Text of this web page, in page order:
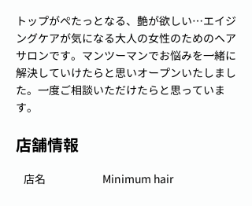
トップがぺたっとなる、艶が欲しい…エイジ
ングケアが気になる大人の女性のためのヘア
サロンです。マンツーマンでお悩みを一緒に
解決していけたらと思いオープンいたしまし
た。一度ご相談いただけたらと思っていま
す。
店舗情報
Minimum hair
店名